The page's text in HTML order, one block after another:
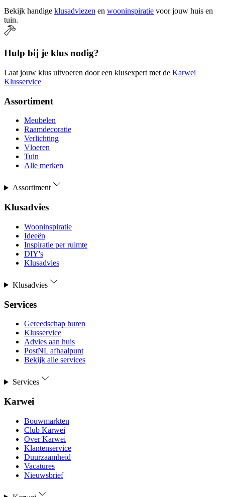
Bekijk handige klusadviezen en wooninspiratie voor jouw huis en
tuin.
Hulp bij je klus nodig?
Laat jouw klus uitvoeren door een klusexpert met de Karwei
Klusservice
Assortiment
Meubelen
Raamdecoratie
Verlichting
Vloeren
Tuin
Alle merken
Assortiment
Klusadvies
Wooninspiratie
Ideeën
Inspiratie per ruimte
DIY's
Klusadvies
Klusadvies
Services
Gereedschap huren
Klusservice
Advies aan huis
PostNL afhaalpunt
Bekijk alle services
Services
Karwei
Bouwmarkten
Club Karwei
Over Karwei
Klantenservice
Duurzaamheid
Vacatures
Nieuwsbrief